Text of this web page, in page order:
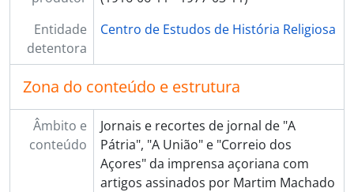
Entidade
detentora
Centro de Estudos de História Religiosa
Zona do conteúdo e estrutura
Âmbito e
conteúdo
Jornais e recortes de jornal de "A
Pátria", "A União" e "Correio dos
Açores" da imprensa açoriana com
artigos assinados por Martim Machado